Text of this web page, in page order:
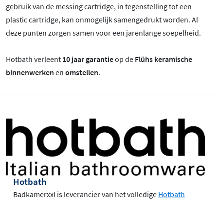
gebruik van de messing cartridge, in tegenstelling tot een
plastic cartridge, kan onmogelijk samengedrukt worden. Al
deze punten zorgen samen voor een jarenlange soepelheid.
Hotbath verleent 10 jaar garantieop de Flühs keramische
binnenwerken en omstellen.
Hotbath
Badkamerxxl is leverancier van het volledige Hotbath